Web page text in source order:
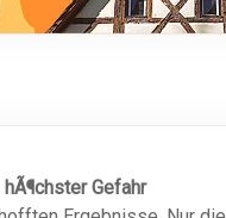
Gefahr